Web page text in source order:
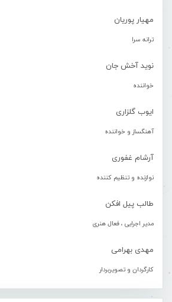
مهیار پوریان
ترانه سرا
نوید آخش جان
خواننده
ایوب گلزاری
آهنگساز و خواننده
آرشام غفوری
نوازنده و تنظیم کننده
طالب پیل افکن
مدیر اجرایی ، فعال هنری
مهدی بهرامی
کارگردان و تصویربردار